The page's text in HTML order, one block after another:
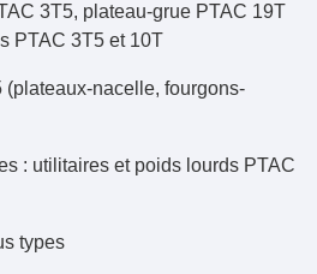
3T5, plateau-grue PTAC 19T
PTAC 3T5 et 10T
(plateaux-nacelle, fourgons-
: utilitaires et poids lourds PTAC
types